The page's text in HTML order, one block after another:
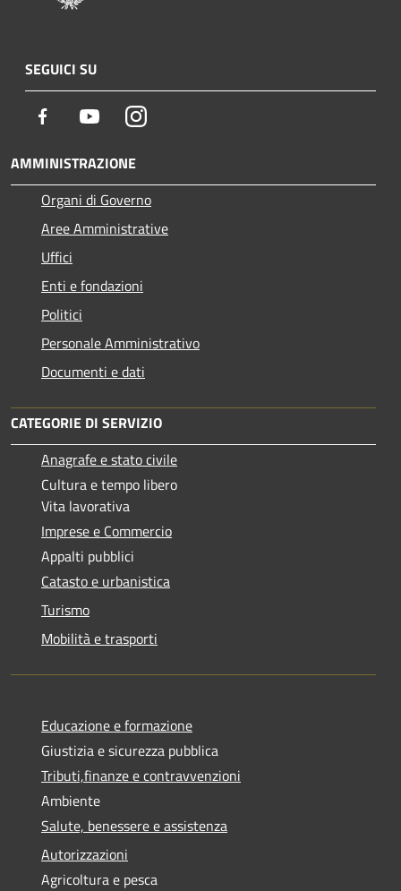
SEGUICI SU
Facebook YoutubeInstagram
AMMINISTRAZIONE
Organi di Governo
Aree Amministrative
Uffici
Enti e fondazioni
Politici
Personale Amministrativo
Documenti e dati
CATEGORIE DI SERVIZIO
Anagrafe e stato civile
Cultura e tempo libero
Vita lavorativa
Imprese e Commercio
Appalti pubblici
Catasto e urbanistica
Turismo
Mobilità e trasporti
Educazione e formazione
Giustizia e sicurezza pubblica
Tributi,finanze e contravvenzioni
Ambiente
Salute, benessere e assistenza
Autorizzazioni
Agricoltura e pesca